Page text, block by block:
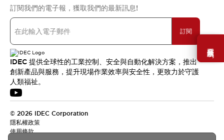
需要幫助嗎？
訂閱我們的電子報，獲取我們的最新訊息!
訂閱
IDEC 提供全球性的工業控制、安全與自動化解決方案，推出
創新產品與服務，提升現場作業效率與安全性，更致力於守護
人類福祉。
© 2026 IDEC Corporation
隱私權政策
使用條款